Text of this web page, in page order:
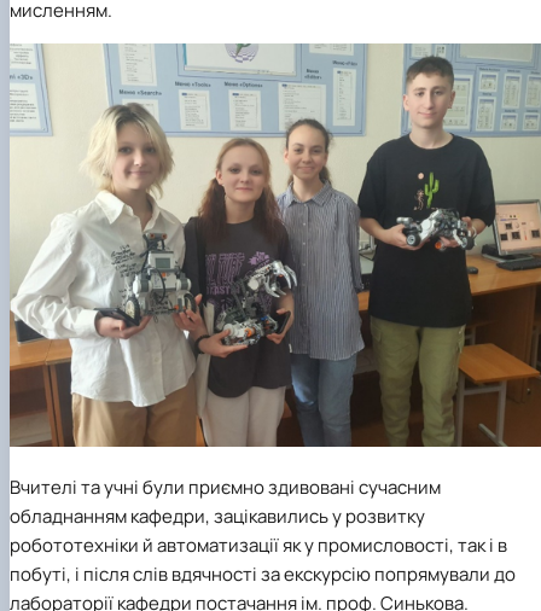
мисленням.
Вчителі та учні були приємно здивовані сучасним
обладнанням кафедри, зацікавились у розвитку
робототехніки й автоматизації як у промисловості, так і в
побуті, і після слів вдячності за екскурсію попрямували до
лабораторії кафедри постачання ім. проф. Синькова.